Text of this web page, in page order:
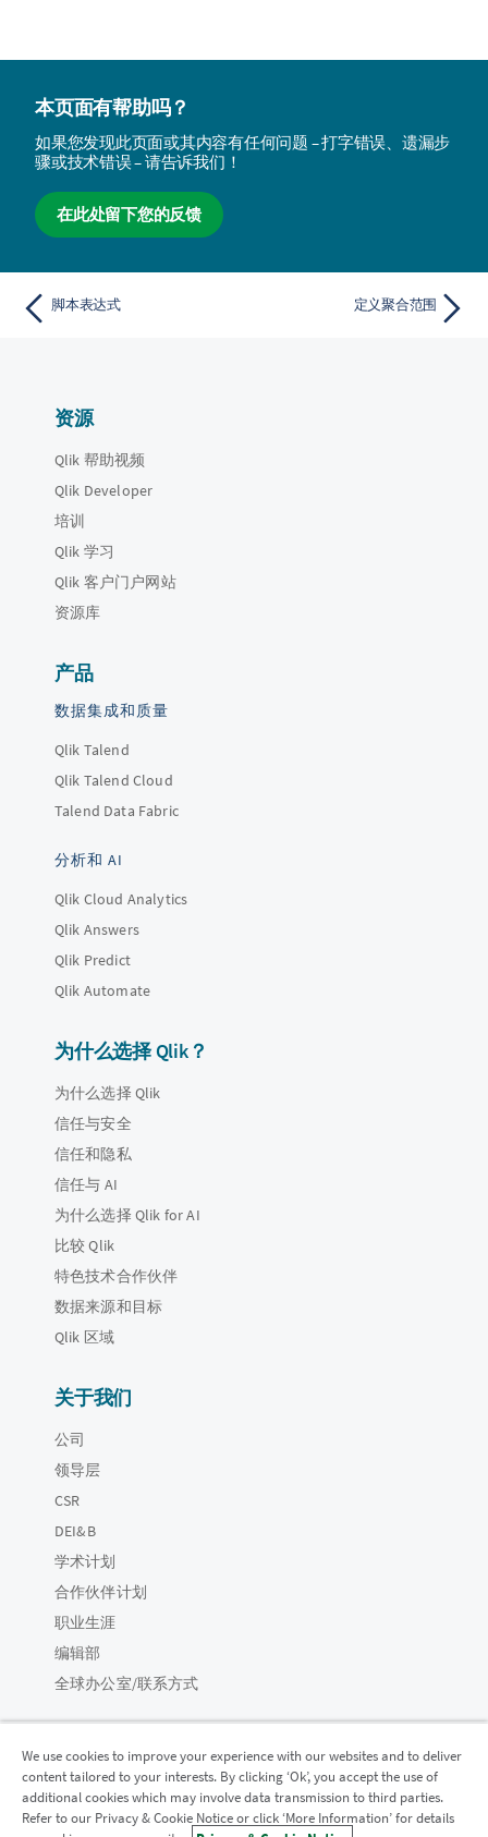
本页面有帮助吗？
如果您发现此页面或其内容有任何问题 – 打字错误、遗漏步
骤或技术错误 – 请告诉我们！
在此处留下您的反馈
脚本表达式 定义聚合范围
资源
Qlik 帮助视频
Qlik Developer
培训
Qlik 学习
Qlik 客户门户网站
资源库
产品
数据集成和质量
Qlik Talend
Qlik Talend Cloud
Talend Data Fabric
分析和 AI
Qlik Cloud Analytics
Qlik Answers
Qlik Predict
Qlik Automate
为什么选择 Qlik？
为什么选择 Qlik
信任与安全
信任和隐私
信任与 AI
为什么选择 Qlik for AI
比较 Qlik
特色技术合作伙伴
数据来源和目标
Qlik 区域
关于我们
公司
领导层
CSR
DEI&B
学术计划
合作伙伴计划
职业生涯
编辑部
全球办公室/联系方式
Qlik 社区
We use cookies to improve your experience with our websites and to deliver
content tailored to your interests. By clicking ‘Ok’, you accept the use of
additional cookies which may involve data transmission to third parties.
Refer to our Privacy & Cookie Notice or click ‘More Information’ for details